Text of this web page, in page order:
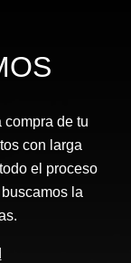
de tu
con larga
el proceso
la